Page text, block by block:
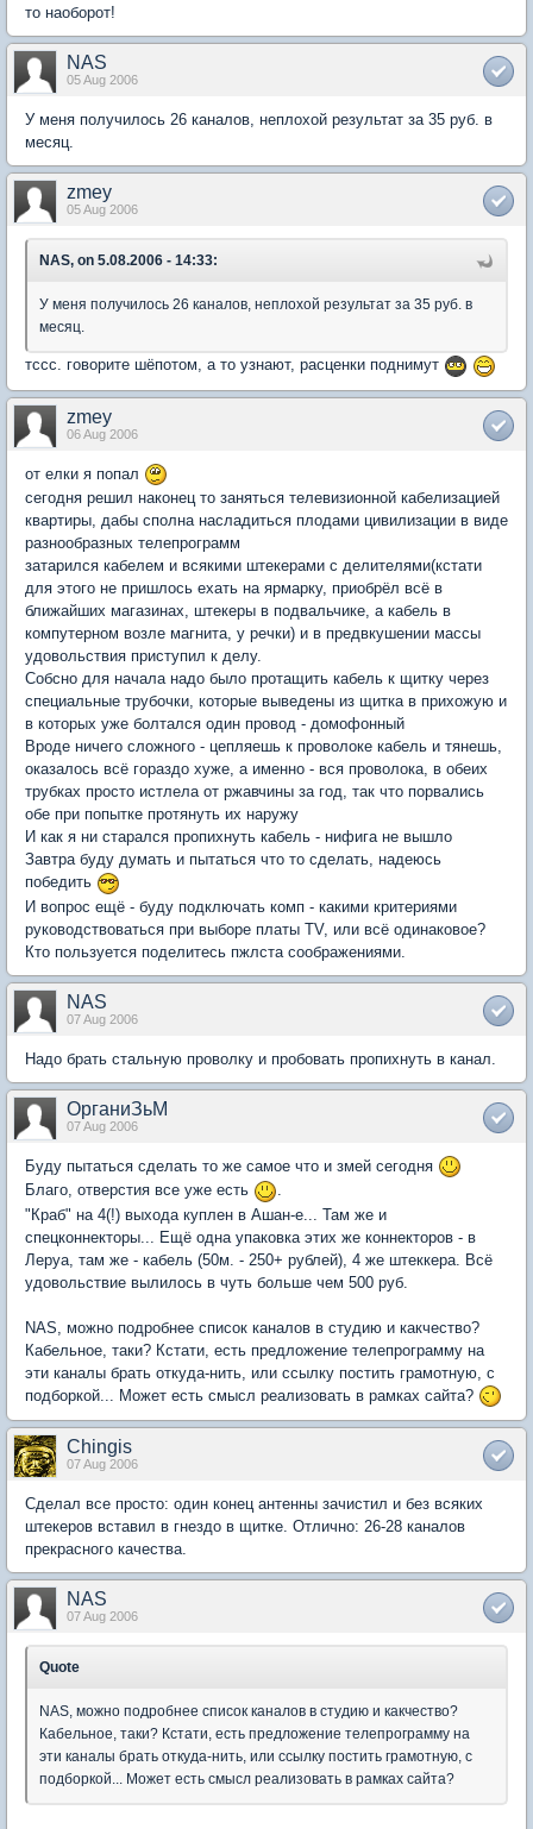
то наоборот!
NAS
05 Aug 2006
У меня получилось 26 каналов, неплохой результат за 35 руб. в
месяц.
zmey
05 Aug 2006
NAS, on 5.08.2006 - 14:33:
У меня получилось 26 каналов, неплохой результат за 35 руб. в
месяц.
тссс. говорите шёпотом, а то узнают, расценки поднимут
zmey
06 Aug 2006
от елки я попал
сегодня решил наконец то заняться телевизионной кабелизацией
квартиры, дабы сполна насладиться плодами цивилизации в виде
разнообразных телепрограмм
затарился кабелем и всякими штекерами с делителями(кстати
для этого не пришлось ехать на ярмарку, приобрёл всё в
ближайших магазинах, штекеры в подвальчике, а кабель в
компутерном возле магнита, у речки) и в предвкушении массы
удовольствия приступил к делу.
Собсно для начала надо было протащить кабель к щитку через
специальные трубочки, которые выведены из щитка в прихожую и
в которых уже болтался один провод - домофонный
Вроде ничего сложного - цепляешь к проволоке кабель и тянешь,
оказалось всё гораздо хуже, а именно - вся проволока, в обеих
трубках просто истлела от ржавчины за год, так что порвались
обе при попытке протянуть их наружу
И как я ни старался пропихнуть кабель - нифига не вышло
Завтра буду думать и пытаться что то сделать, надеюсь
победить
И вопрос ещё - буду подключать комп - какими критериями
руководствоваться при выборе платы TV, или всё одинаковое?
Кто пользуется поделитесь пжлста соображениями.
NAS
07 Aug 2006
Надо брать стальную проволку и пробовать пропихнуть в канал.
ОрганиЗьМ
07 Aug 2006
Буду пытаться сделать то же самое что и змей сегодня
Благо, отверстия все уже есть
.
"Краб" на 4(!) выхода куплен в Ашан-е... Там же и
спецконнекторы... Ещё одна упаковка этих же коннекторов - в
Леруа, там же - кабель (50м. - 250+ рублей), 4 же штеккера. Всё
удовольствие вылилось в чуть больше чем 500 руб.
NAS, можно подробнее список каналов в студию и какчество?
Кабельное, таки? Кстати, есть предложение телепрограмму на
эти каналы брать откуда-нить, или ссылку постить грамотную, с
подборкой... Может есть смысл реализовать в рамках сайта?
Chingis
07 Aug 2006
Сделал все просто: один конец антенны зачистил и без всяких
штекеров вставил в гнездо в щитке. Отлично: 26-28 каналов
прекрасного качества.
NAS
07 Aug 2006
Quote
NAS, можно подробнее список каналов в студию и какчество?
Кабельное, таки? Кстати, есть предложение телепрограмму на
эти каналы брать откуда-нить, или ссылку постить грамотную, с
подборкой... Может есть смысл реализовать в рамках сайта?